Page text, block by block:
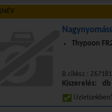
Thypoon
B.cikksz.: Z67181
Kiszerelés: db